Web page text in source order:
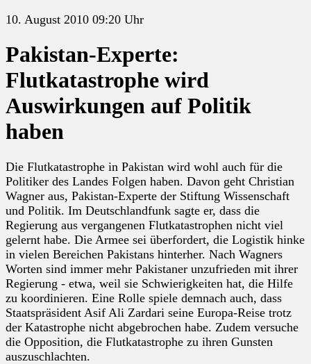
10. August 2010 09:20 Uhr
Pakistan-Experte:
Flutkatastrophe wird
Auswirkungen auf Politik
haben
Die Flutkatastrophe in Pakistan wird wohl auch für die
Politiker des Landes Folgen haben. Davon geht Christian
Wagner aus, Pakistan-Experte der Stiftung Wissenschaft
und Politik. Im Deutschlandfunk sagte er, dass die
Regierung aus vergangenen Flutkatastrophen nicht viel
gelernt habe. Die Armee sei überfordert, die Logistik hinke
in vielen Bereichen Pakistans hinterher. Nach Wagners
Worten sind immer mehr Pakistaner unzufrieden mit ihrer
Regierung - etwa, weil sie Schwierigkeiten hat, die Hilfe
zu koordinieren. Eine Rolle spiele demnach auch, dass
Staatspräsident Asif Ali Zardari seine Europa-Reise trotz
der Katastrophe nicht abgebrochen habe. Zudem versuche
die Opposition, die Flutkatastrophe zu ihren Gunsten
auszuschlachten.